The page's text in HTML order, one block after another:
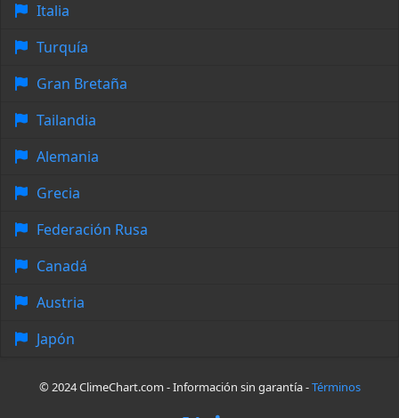
Italia
Turquía
Gran Bretaña
Tailandia
Alemania
Grecia
Federación Rusa
Canadá
Austria
Japón
© 2024 ClimeChart.com - Información sin garantía -Términos